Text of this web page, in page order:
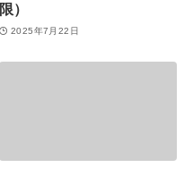
限）
2025年7月22日